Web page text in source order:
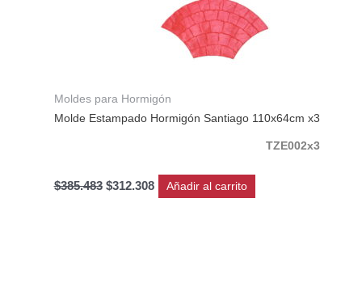
Moldes para Hormigón
Molde Estampado Hormigón Santiago 110x64cm x3
TZE002x3
$385.483 $312.308 Añadir al carrito